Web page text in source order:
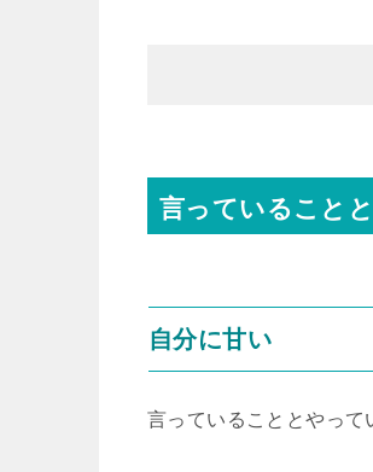
言っていること
自分に甘い
言っていることとやって